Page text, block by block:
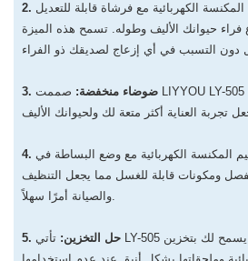
المكنسة الكهربائية مع فرشاة قابلة للتعديل
حيوانك الأليف وطوله. تسمح هذه الميزة
3. ضوضاء منخفضة: صممت LIYYOU LY-505 للعمل بمستوى ضوضاء
المكنسة الكهربائية مع وضع البساطة في
للفصل ومكونات قابلة للغسل مما يجعل التنظيف
والصيانة أمرًا سهلاً.
5. حل التخزين:تأتي LY-505 مع حل تخزين، مما يسمح لك بتخزين